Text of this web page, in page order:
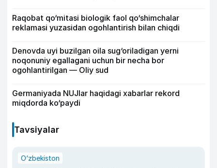
Raqobat qo‘mitasi biologik faol qo‘shimchalar
reklamasi yuzasidan ogohlantirish bilan chiqdi
Denovda uyi buzilgan oila sug‘oriladigan yerni
noqonuniy egallagani uchun bir necha bor
ogohlantirilgan — Oliy sud
Germaniyada NUJlar haqidagi xabarlar rekord
miqdorda ko‘paydi
Tavsiyalar
O‘zbekiston